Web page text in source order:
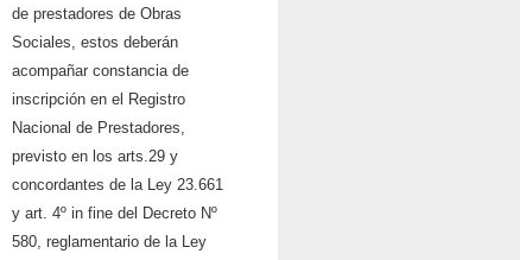
de prestadores de Obras
Sociales, estos deberán
acompañar constancia de
inscripción en el Registro
Nacional de Prestadores,
previsto en los arts.29 y
concordantes de la Ley 23.661
y art. 4º in fine del Decreto Nº
580, reglamentario de la Ley